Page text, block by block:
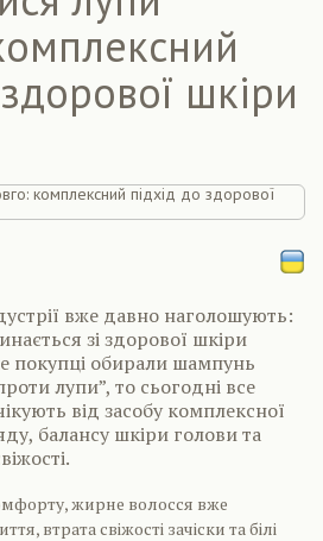
шкіри
вже давно наголошують:
зі здорової шкіри
покупці обирали шампунь
лупи”, то сьогодні все
від засобу комплексної
балансу шкіри голови та
жирне волосся вже
втрата свіжості зачіски та білі